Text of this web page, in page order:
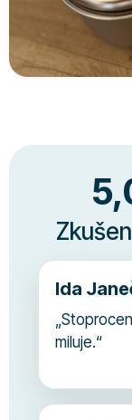
Ida
„
miluje.“